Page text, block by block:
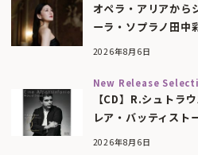
オペラ・アリアから
ーラ・ソプラノ田中
2026年8月6日
New Release
【CD】R.シュトラ
レア・バッティスト
2026年8月6日